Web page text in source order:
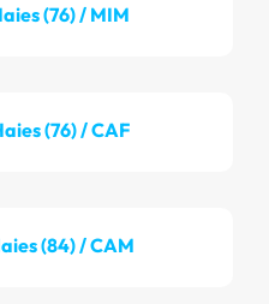
(76) / MIM
(76) / CAF
(84) / CAM